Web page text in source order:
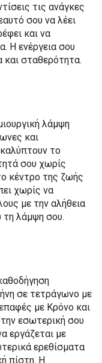
τις ανάγκες
σου να λέει
και να
Η ενέργεια σου
και σταθερότητα.
λάμψη
και
το
σου χωρίς
κέντρο της ζωής
χωρίς να
με την αλήθεια
τη λάμψη σου.
σε τετράγωνο με
με Κρόνο και
εσωτερική σου
εργάζεται με
ερεθίσματα
πίστη. Η